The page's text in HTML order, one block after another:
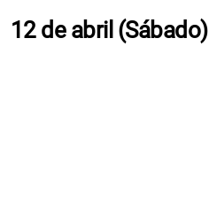
12 de abril (Sábado)